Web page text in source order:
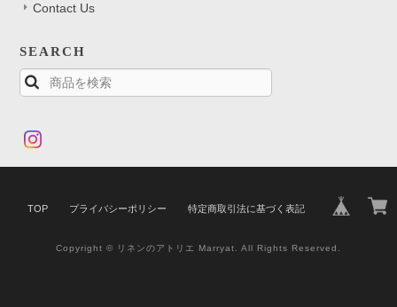
Contact Us
SEARCH
TOP プライバシーポリシー 特定商取引法に基づく表記
Copyright © リネンのアトリエ Marryat. All Rights Reserved.